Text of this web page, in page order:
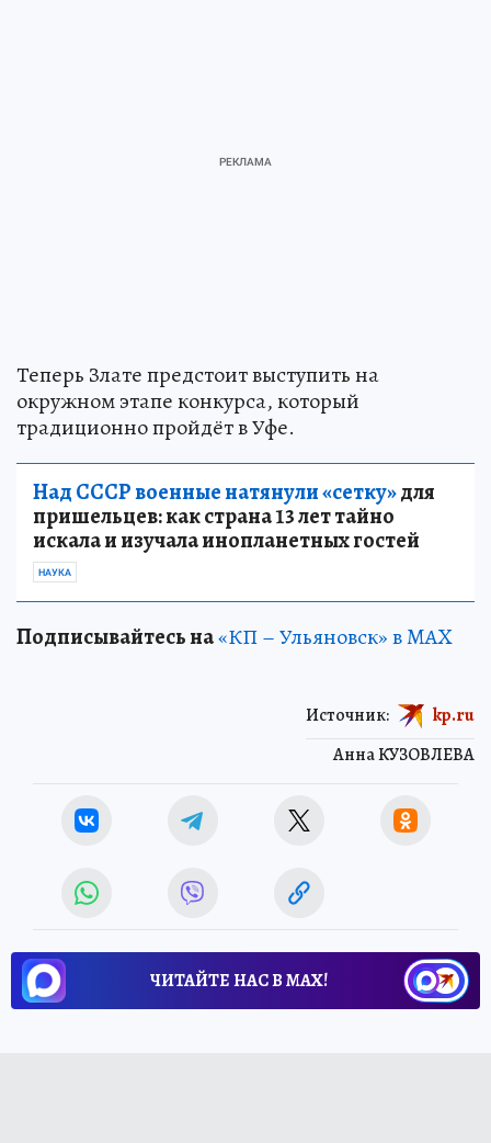
Теперь Злате предстоит выступить на
окружном этапе конкурса, который
традиционно пройдёт в Уфе.
Над СССР военные натянули «сетку»для
пришельцев: как страна 13 лет тайно
искала и изучала инопланетных гостей
НАУКА
Подписывайтесь на«КП – Ульяновск» в MAX
Анна КУЗОВЛЕВА
Источник: kp.ru
ЧИТАЙТЕ НАС В МАХ!